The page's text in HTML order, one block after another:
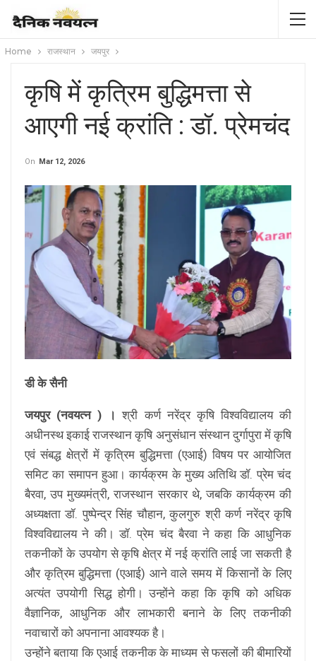
Home राजस्थान जयपुर
कृषि में कृत्रिम बुद्धिमत्ता से
आएगी नई क्रांति : डॉ. प्रेमचंद
On Mar 12, 2026
डी के सैनी
जयपुर (नवयत्न ) । श्री कर्ण नरेंद्र कृषि विश्वविद्यालय की
अधीनस्थ इकाई राजस्थान कृषि अनुसंधान संस्थान दुर्गापुरा में कृषि
एवं संबद्ध क्षेत्रों में कृत्रिम बुद्धिमत्ता (एआई) विषय पर आयोजित
समिट का समापन हुआ। कार्यक्रम के मुख्य अतिथि डॉ. प्रेम चंद
बैरवा, उप मुख्यमंत्री, राजस्थान सरकार थे, जबकि कार्यक्रम की
अध्यक्षता डॉ. पुष्पेन्द्र सिंह चौहान, कुलगुरु श्री कर्ण नरेंद्र कृषि
विश्वविद्यालय ने की। डॉ. प्रेम चंद बैरवा ने कहा कि आधुनिक
तकनीकों के उपयोग से कृषि क्षेत्र में नई क्रांति लाई जा सकती है
और कृत्रिम बुद्धिमत्ता (एआई) आने वाले समय में किसानों के लिए
अत्यंत उपयोगी सिद्ध होगी। उन्होंने कहा कि कृषि को अधिक
वैज्ञानिक, आधुनिक और लाभकारी बनाने के लिए तकनीकी
नवाचारों को अपनाना आवश्यक है।
उन्होंने बताया कि एआई तकनीक के माध्यम से फसलों की बीमारियों